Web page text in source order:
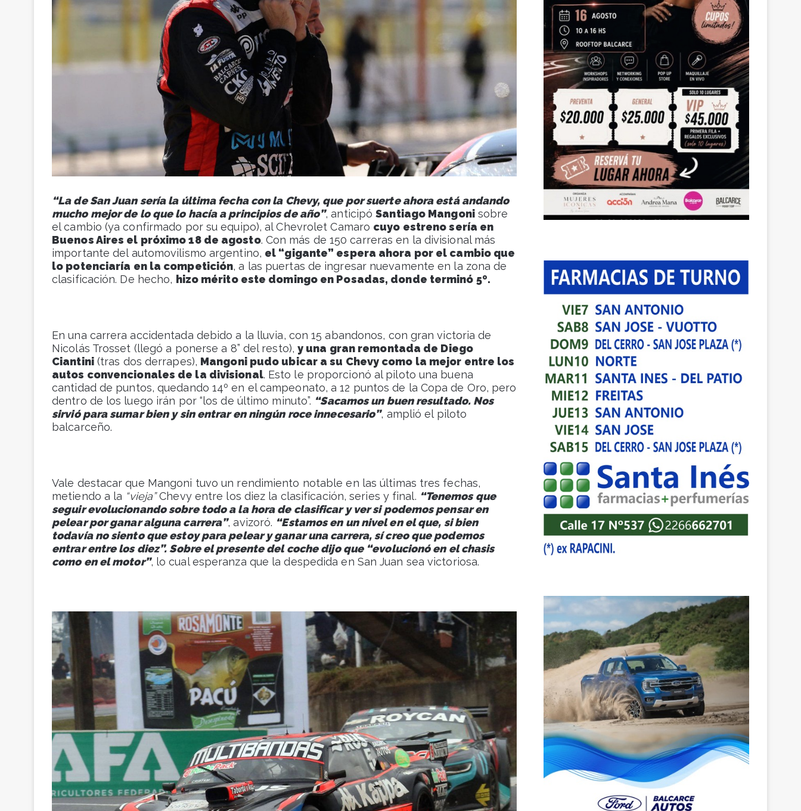
“La de San Juan sería la última fecha con la Chevy, que por suerte ahora está andando
mucho mejor de lo que lo hacía a principios de año”, anticipóSantiago Mangonisobre
el cambio (ya confirmado por su equipo), al Chevrolet Camaro cuyo estreno sería en
Buenos Aires el próximo 18 de agosto. Con más de 150 carreras en la divisional más
importante del automovilismo argentino, el “gigante” espera ahora por el cambio que
lo potenciaría en la competición, a las puertas de ingresar nuevamente en la zona de
clasificación. De hecho, hizo mérito este domingo en Posadas, donde terminó 5º.
En una carrera accidentada debido a la lluvia, con 15 abandonos, con gran victoria de
Nicolás Trosset (llegó a ponerse a 8” del resto),y una gran remontada de Diego
Ciantini(tras dos derrapes), Mangoni pudo ubicar a su Chevy como la mejor entre los
autos convencionales de la divisional. Esto le proporcionó al piloto una buena
cantidad de puntos, quedando 14º en el campeonato, a 12 puntos de la Copa de Oro, pero
dentro de los luego irán por “los de último minuto”. “Sacamos un buen resultado. Nos
sirvió para sumar bien y sin entrar en ningún roce innecesario”, amplió el piloto
balcarceño.
Vale destacar que Mangoni tuvo un rendimiento notable en las últimas tres fechas,
metiendo a la “vieja”Chevy entre los diez la clasificación, series y final. “Tenemos que
seguir evolucionando sobre todo a la hora de clasificar y ver si podemos pensar en
pelear por ganar alguna carrera”, avizoró. “Estamos en un nivel en el que, si bien
todavía no siento que estoy para pelear y ganar una carrera, sí creo que podemos
entrar entre los diez”. Sobre el presente del coche dijo que “evolucionó en el chasis
como en el motor”, lo cual esperanza que la despedida en San Juan sea victoriosa.